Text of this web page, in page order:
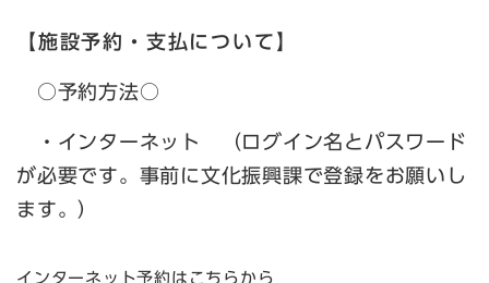
【施設予約・支払について】
○予約方法○
・インターネット （ログイン名とパスワード
が必要です。事前に文化振興課で登録をお願いし
ます。）
インターネット予約はこちらから